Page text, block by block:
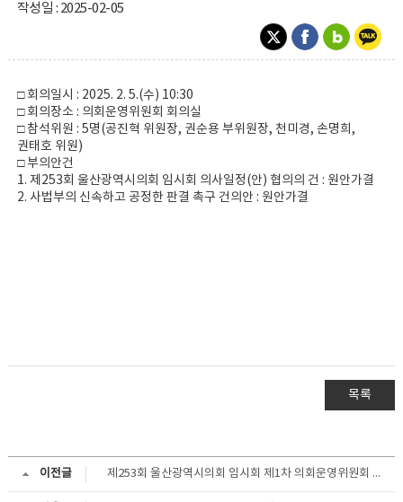
작성일 : 2025-02-05
□ 회의일시 : 2025. 2. 5.(수) 10:30
□ 회의장소 : 의회운영위원회 회의실
□ 참석위원 : 5명(공진혁 위원장, 권순용 부위원장, 천미경, 손명희,
권태호 위원)
□ 부의안건
1. 제253회 울산광역시의회 임시회 의사일정(안) 협의의 건 : 원안가결
2. 사법부의 신속하고 공정한 판결 촉구 건의안 : 원안가결
목록
이전글 제253회 울산광역시의회 임시회 제1차 의회운영위원회 회의 결과